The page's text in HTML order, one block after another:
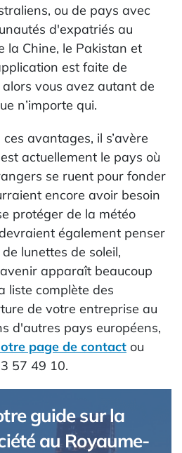
ou de pays avec
d'expatriés au
la Chine, le Pakistan et
est faite de
vous avez autant de
n’importe qui.
avantages, il s’avère
actuellement le pays où
se ruent pour fonder
encore avoir besoin
protéger de la météo
également penser
lunettes de soleil,
apparaît beaucoup
liste complète des
de votre entreprise au
d'autres pays européens,
page de contact ou
57 49 10.
guide sur la
au Royaume-